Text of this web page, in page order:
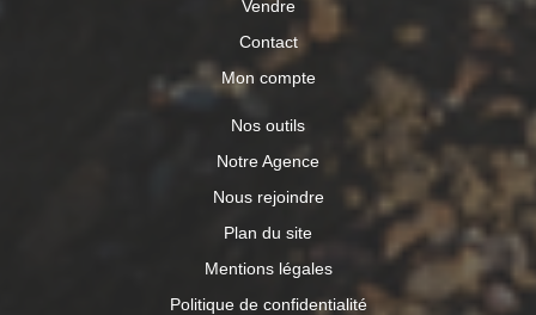
Vendre
Contact
Mon compte
Nos outils
Notre Agence
Nous rejoindre
Plan du site
Mentions légales
Politique de confidentialité